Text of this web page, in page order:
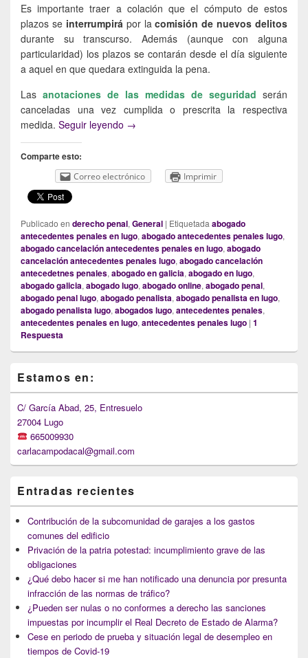
Es importante traer a colación que el cómputo de estos
plazos se interrumpirá por lacomisión de nuevos delitos
durante su transcurso. Además (aunque con alguna
particularidad) los plazos se contarán desde el día siguiente
a aquel en que quedara extinguida la pena.
Las anotaciones de las medidas de seguridad serán
canceladas una vez cumplida o prescrita la respectiva
medida. Seguir leyendo La cancelación de antecedentes penales
→
Comparte esto:
Correo electrónico Imprimir
Publicado en derecho penal, General | Etiquetada abogado
antecedentes penales en lugo, abogado antecedentes penales lugo,
abogado cancelación antecedentes penales en lugo, abogado
cancelación antecedentes penales lugo, abogado cancelación
antecedetnes penales, abogado en galicia, abogado en lugo,
abogado galicia, abogado lugo, abogado online, abogado penal,
abogado penal lugo, abogado penalista, abogado penalista en lugo,
abogado penalista lugo, abogados lugo, antecedentes penales,
antecedentes penales en lugo, antecedentes penales lugo | 1
Respuesta
Sidebar
Widget
Area
Estamos en:
C/ García Abad, 25, Entresuelo
27004 Lugo
665009930
carlacampodacal@gmail.com
Entradas recientes
Contribución de la subcomunidad de garajes a los gastos
comunes del edificio
Privación de la patria potestad: incumplimiento grave de las
obligaciones
¿Qué debo hacer si me han notificado una denuncia por presunta
infracción de las normas de tráfico?
¿Pueden ser nulas o no conformes a derecho las sanciones
impuestas por incumplir el Real Decreto de Estado de Alarma?
Cese en periodo de prueba y situación legal de desempleo en
tiempos de Covid-19